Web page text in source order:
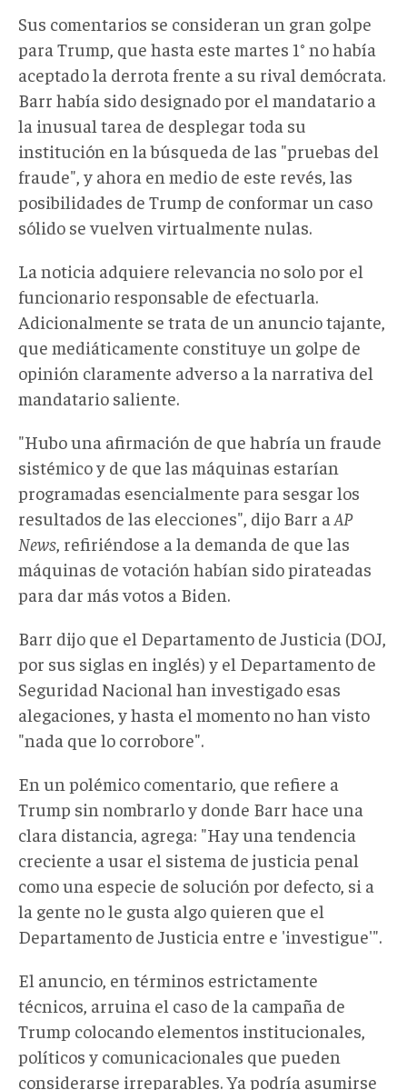
Sus comentarios se consideran un gran golpe
para Trump, que hasta este martes 1° no había
aceptado la derrota frente a su rival demócrata.
Barr había sido designado por el mandatario a
la inusual tarea de desplegar toda su
institución en la búsqueda de las "pruebas del
fraude", y ahora en medio de este revés, las
posibilidades de Trump de conformar un caso
sólido se vuelven virtualmente nulas.
La noticia adquiere relevancia no solo por el
funcionario responsable de efectuarla.
Adicionalmente se trata de un anuncio tajante,
que mediáticamente constituye un golpe de
opinión claramente adverso a la narrativa del
mandatario saliente.
"Hubo una afirmación de que habría un fraude
sistémico y de que las máquinas estarían
programadas esencialmente para sesgar los
resultados de las elecciones", dijo Barr a AP
News , refiriéndose a la demanda de que las
máquinas de votación habían sido pirateadas
para dar más votos a Biden.
Barr dijo que el Departamento de Justicia (DOJ,
por sus siglas en inglés) y el Departamento de
Seguridad Nacional han investigado esas
alegaciones, y hasta el momento no han visto
"nada que lo corrobore".
En un polémico comentario, que refiere a
Trump sin nombrarlo y donde Barr hace una
clara distancia, agrega: "Hay una tendencia
creciente a usar el sistema de justicia penal
como una especie de solución por defecto, si a
la gente no le gusta algo quieren que el
Departamento de Justicia entre e 'investigue'".
El anuncio, en términos estrictamente
técnicos, arruina el caso de la campaña de
Trump colocando elementos institucionales,
políticos y comunicacionales que pueden
considerarse irreparables. Ya podría asumirse